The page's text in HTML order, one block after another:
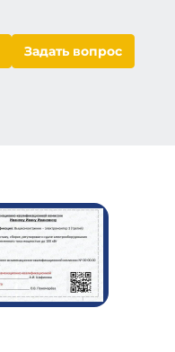
Задать вопрос